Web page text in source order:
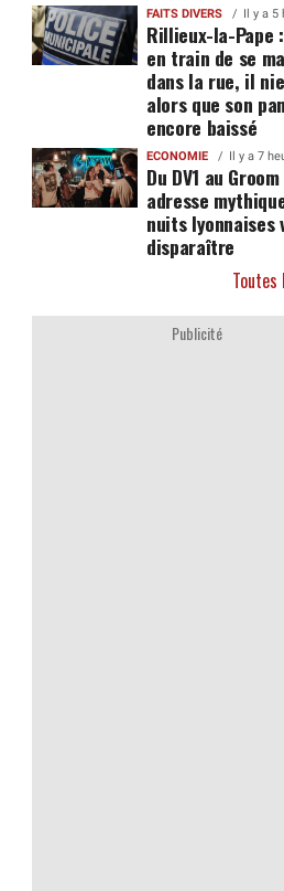
FAITS DIVERS Il y a 5
Rillieux-la-Pape
en train de se
dans la rue, il
alors que son
encore baissé
ECONOMIE Il y a 7
Du DV1 au
adresse
nuits lyonnaises
disparaître
Publicité